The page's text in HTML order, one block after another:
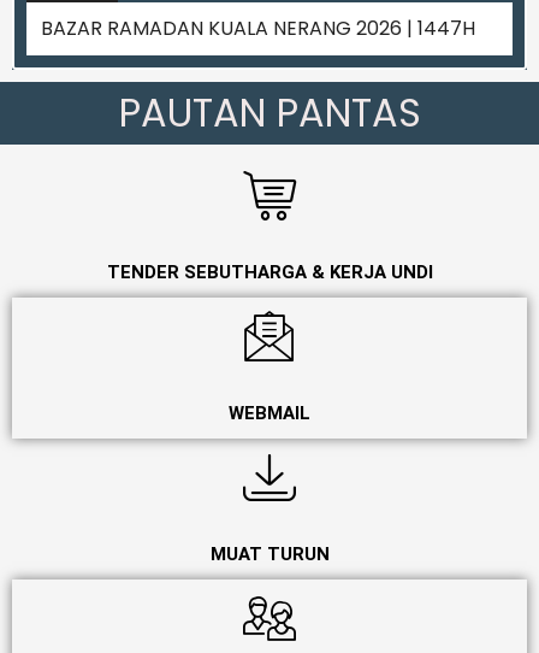
BAZAR RAMADAN KUALA NERANG 2026 | 1447H
PAUTAN PANTAS
TENDER SEBUTHARGA & KERJA UNDI
WEBMAIL
MUAT TURUN